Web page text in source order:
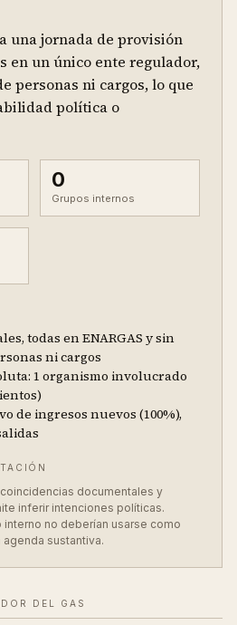
una jornada de provisión
en un único ente regulador,
personas ni cargos, lo que
política o
0
Grupos internos
todas en ENARGAS y sin
ni cargos
1 organismo involucrado
de ingresos nuevos (100%),
documentales y
inferir intenciones políticas.
no deberían usarse como
sustantiva.
DEL GAS